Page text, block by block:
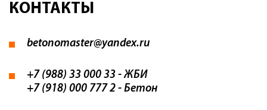
КОНТАКТЫ
betonomaster@yandex.ru
+7 (988) 33 000 33 - ЖБИ
+7 (918) 000 777 2 - Бетон